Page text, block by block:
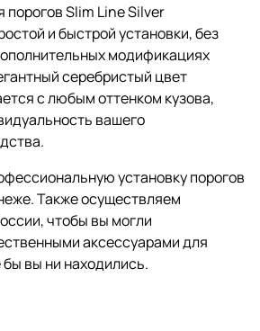
порогов Slim Line Silver
и быстрой установки, без
модификациях
серебристый цвет
с любым оттенком кузова,
вашего
установку порогов
Также осуществляем
чтобы вы могли
аксессуарами для
вы ни находились.